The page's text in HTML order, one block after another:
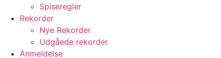
Spiseregler
Rekorder
Nye Rekorder
Udgåede rekorder
Anmeldelse